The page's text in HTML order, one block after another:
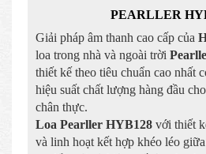
PEARLLER
Giải pháp âm thanh cao cấp của
loa trong nhà và ngoài trời
thiết kế theo tiêu chuẩn cao nhất
hiệu suất chất lượng hàng đầu
chân thực.
Loa Pearller HYB128 với thiết
và linh hoạt kết hợp khéo léo